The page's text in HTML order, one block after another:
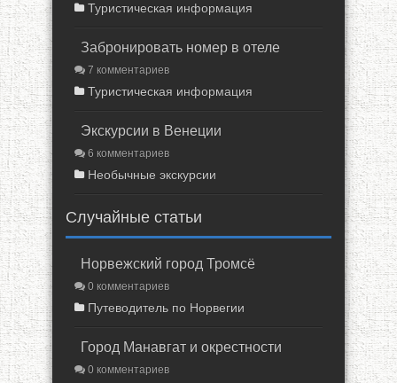
Туристическая информация
Забронировать номер в отеле
7 комментариев
Туристическая информация
Экскурсии в Венеции
6 комментариев
Необычные экскурсии
Случайные статьи
Норвежский город Тромсё
0 комментариев
Путеводитель по Норвегии
Город Манавгат и окрестности
0 комментариев